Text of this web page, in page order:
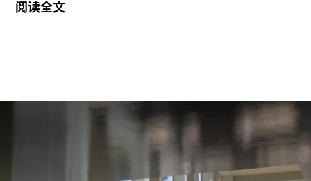
年。这批员工的最后工作日为8月14日。馆方表
示，这些员工可向即将接手的私营承包商重新申请
工会成员要求博物馆撤销这一决定，并发起请愿活
阅读全文